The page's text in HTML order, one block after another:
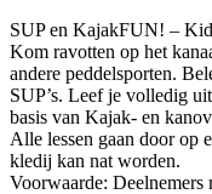
SUP en KajakFUN! –
Kom ravotten op het
andere peddelsporten.
SUP’s. Leef je volledig
basis van Kajak- en
Alle lessen gaan door op
kledij kan nat worden.
Voorwaarde: Deelnemers